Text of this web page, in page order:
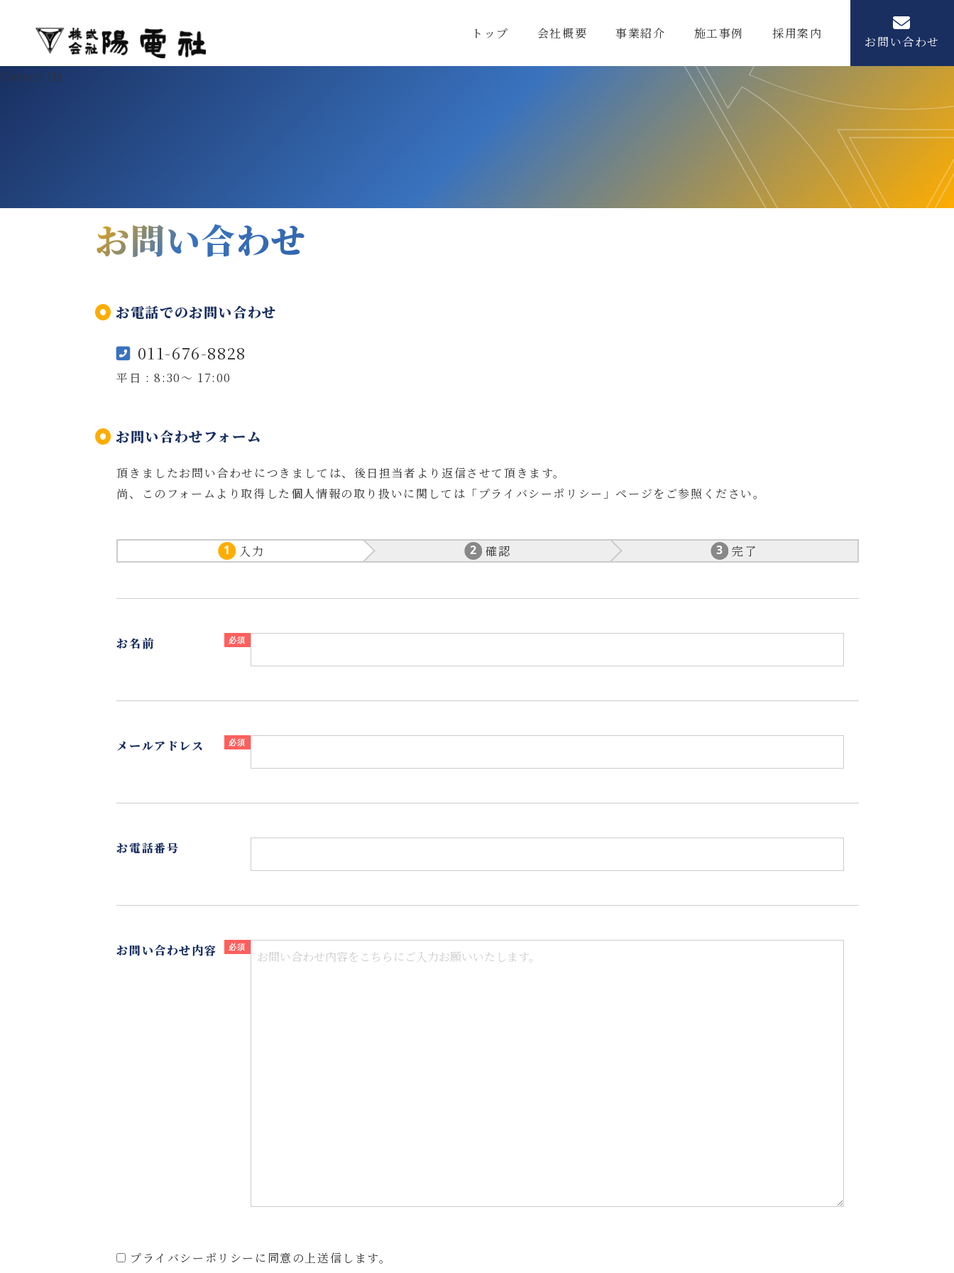
トップ 会社概要 事業紹介 施工事例 採用案内
お問い合わせ
Cotact Us
お問い合わせ
お電話でのお問い合わせ
011-676-8828
平日 : 8:30〜 17:00
お問い合わせフォーム
頂きましたお問い合わせにつきましては、後日担当者より返信させて頂きます。
尚、このフォームより取得した個人情報の取り扱いに関しては 「プライバシーポリシー 」ページをご参照ください。
入力 確認 完了
お名前
メールアドレス
お電話番号
お問い合わせ内容
プライバシーポリシーに同意の上送信します。